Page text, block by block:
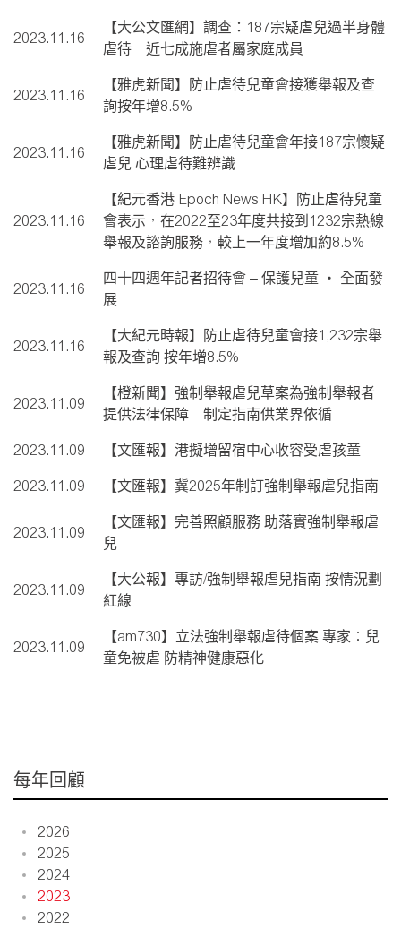
2023.11.16
【大公文匯網】調查：187宗疑虐兒過半身體
虐待 近七成施虐者屬家庭成員
2023.11.16
【雅虎新聞】防止虐待兒童會接獲舉報及查
詢按年增8.5%
2023.11.16
【雅虎新聞】防止虐待兒童會年接187宗懷疑
虐兒 心理虐待難辨識
2023.11.16
【紀元香港 Epoch News HK】防止虐待兒童
會表示，在2022至23年度共接到1232宗熱線
舉報及諮詢服務，較上一年度增加約8.5%
2023.11.16
四十四週年記者招待會 – 保護兒童 ‧ 全面發
展
2023.11.16
【大紀元時報】防止虐待兒童會接1,232宗舉
報及查詢 按年增8.5%
2023.11.09
【橙新聞】強制舉報虐兒草案為強制舉報者
提供法律保障 制定指南供業界依循
2023.11.09 【文匯報】港擬增留宿中心收容受虐孩童
2023.11.09 【文匯報】冀2025年制訂強制舉報虐兒指南
2023.11.09
【文匯報】完善照顧服務 助落實強制舉報虐
兒
2023.11.09
【大公報】專訪/強制舉報虐兒指南 按情況劃
紅線
2023.11.09
【am730】立法強制舉報虐待個案 專家︰兒
童免被虐 防精神健康惡化
每年回顧
2026
2025
2024
2023
2022